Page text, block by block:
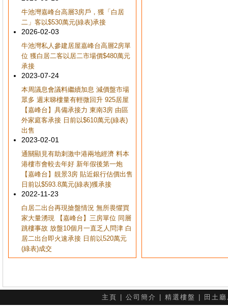
牛池灣嘉峰台高層3房戶，獲「白居
二」客以$530萬元(綠表)承接
2026-02-03
牛池灣私人參建居屋嘉峰台高層2房單
位 獲白居二客以居二市場價$480萬元
承接
2023-07-24
本周議息會議料繼續加息 減價盤市場
眾多 週末睇樓量有輕微回升 925居屋
【嘉峰台】具備承接力 東南3房 由區
外家庭客承接 日前以$610萬元(綠表)
出售
2023-02-01
通關顯見有助刺激中港兩地經濟 料本
港樓市會較去年好 新年假後第一炮
【嘉峰台】靚景3房 貼近銀行估價出售
日前以$593.8萬元(綠表)獲承接
2022-11-23
白居二出台再現搶盤情況 無所畏懼買
家大量湧現 【嘉峰台】三房單位 同層
跳樓事故 放盤10個月一直乏人問津 白
居二出台即火速承接 日前以520萬元
(綠表)成交
主頁 公司簡介 精選樓盤 田土